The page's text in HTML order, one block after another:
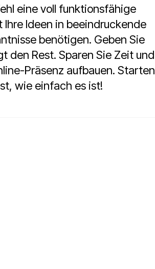
eine voll funktionsfähige
Ideen in beeindruckende
benötigen. Geben Sie
den Rest. Sparen Sie Zeit und
Präsenz aufbauen. Starten
wie einfach es ist!